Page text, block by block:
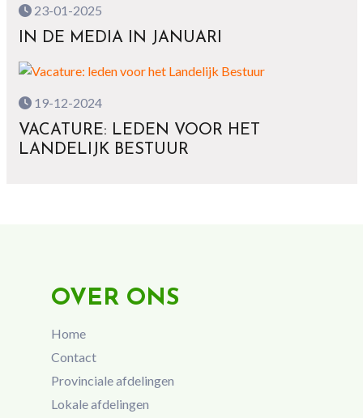
23-01-2025
IN DE MEDIA IN JANUARI
19-12-2024
VACATURE: LEDEN VOOR HET
LANDELIJK BESTUUR
OVER ONS
Home
Contact
Provinciale afdelingen
Lokale afdelingen